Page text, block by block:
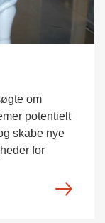
om
potentielt
skabe nye
for